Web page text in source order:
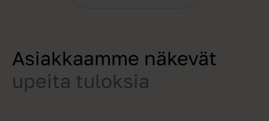
Asiakkaamme näkevät
upeita tuloksia